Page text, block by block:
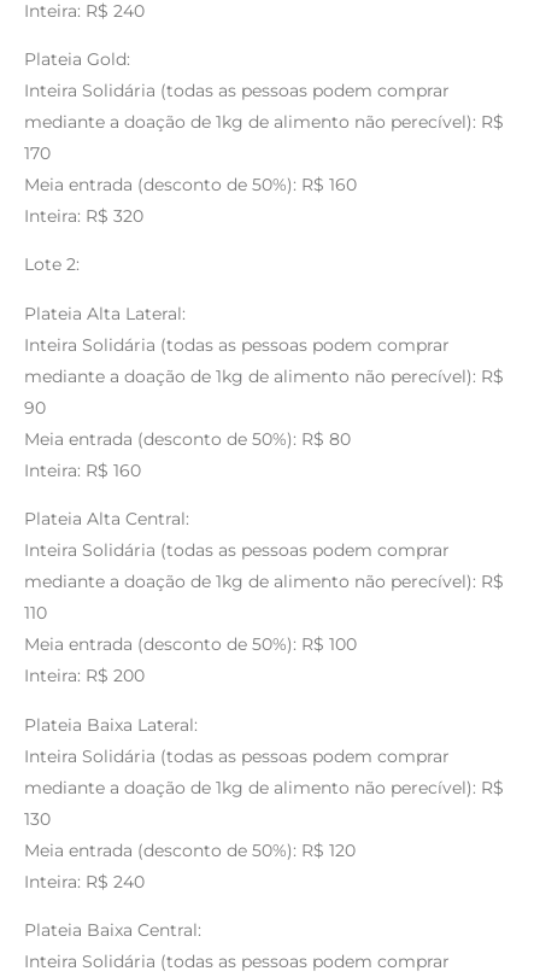
Inteira: R$ 240
Plateia Gold:
Inteira Solidária (todas as pessoas podem comprar
mediante a doação de 1kg de alimento não perecível): R$
170
Meia entrada (desconto de 50%): R$ 160
Inteira: R$ 320
Lote 2:
Plateia Alta Lateral:
Inteira Solidária (todas as pessoas podem comprar
mediante a doação de 1kg de alimento não perecível): R$
90
Meia entrada (desconto de 50%): R$ 80
Inteira: R$ 160
Plateia Alta Central:
Inteira Solidária (todas as pessoas podem comprar
mediante a doação de 1kg de alimento não perecível): R$
110
Meia entrada (desconto de 50%): R$ 100
Inteira: R$ 200
Plateia Baixa Lateral:
Inteira Solidária (todas as pessoas podem comprar
mediante a doação de 1kg de alimento não perecível): R$
130
Meia entrada (desconto de 50%): R$ 120
Inteira: R$ 240
Plateia Baixa Central:
Inteira Solidária (todas as pessoas podem comprar